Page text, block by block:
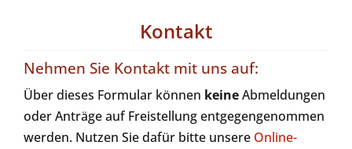
Kontakt
Nehmen Sie Kontakt mit uns auf:
Über dieses Formular können keineAbmeldungen
oder Anträge auf Freistellung entgegengenommen
werden. Nutzen Sie dafür bitte unsere Online-